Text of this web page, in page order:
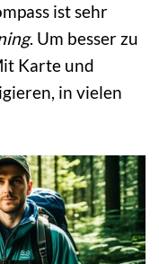
ist sehr
. Um besser zu
Karte und
in vielen